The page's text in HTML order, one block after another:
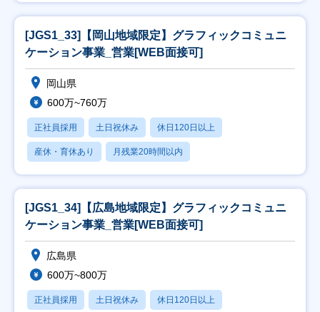
[JGS1_33]【岡山地域限定】グラフィックコミュニ
ケーション事業_営業[WEB面接可]
岡山県
600万~760万
正社員採用 土日祝休み 休日120日以上
産休・育休あり 月残業20時間以内
[JGS1_34]【広島地域限定】グラフィックコミュニ
ケーション事業_営業[WEB面接可]
広島県
600万~800万
正社員採用 土日祝休み 休日120日以上